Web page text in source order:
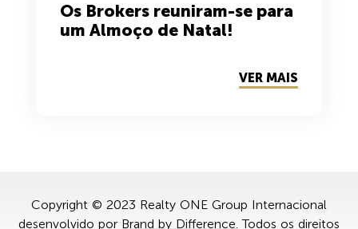
Os Brokers reuniram-se para
um Almoço de Natal!
VER MAIS
Copyright © 2023 Realty ONE Group Internacional
desenvolvido por Brand by Difference. Todos os direitos